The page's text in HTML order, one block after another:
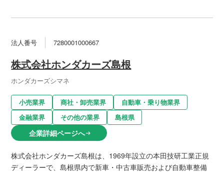
法人番号 7280001000667
株式会社ホンダカーズ島根
ホンダカーズシマネ
小売業界 商社・卸売業界
自動車・乗り物業界
金融業界
その他の業界 島根県
企業詳細ページへarrow_right_alt
株式会社ホンダカーズ島根は、1969年設立の本田技研工業正規
ディーラーで、島根県内で新車・中古車販売および自動車整備